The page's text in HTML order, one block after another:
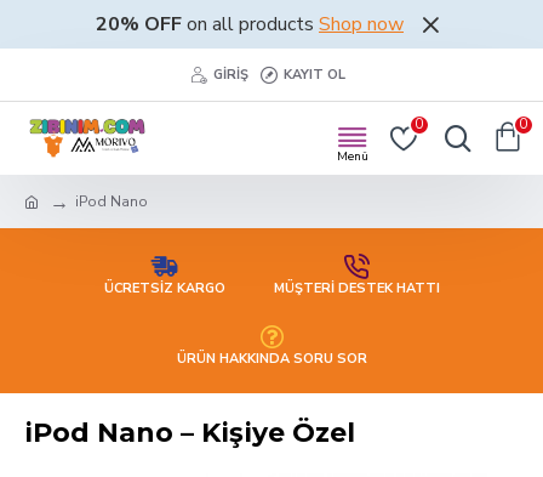
20% OFFon all products Shop now
GIRIŞ KAYIT OL
0 0
iPod Nano
ÜCRETSİZ KARGO MÜŞTERİ DESTEK HATTI
ÜRÜN HAKKINDA SORU SOR
iPod Nano – Kişiye Özel